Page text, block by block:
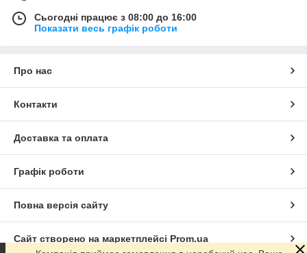
Сьогодні працює з 08:00 до 16:00
Показати весь графік роботи
Про нас
Контакти
Доставка та оплата
Графік роботи
Повна версія сайту
Сайт створено на маркетплейсі Prom.ua